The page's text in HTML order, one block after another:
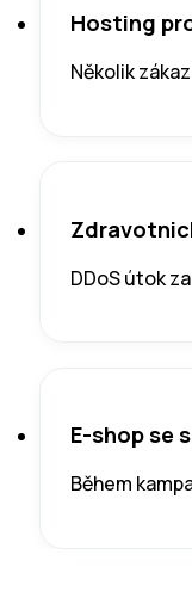
Hosting
Několik
DDoS útok
E-shop se
Během